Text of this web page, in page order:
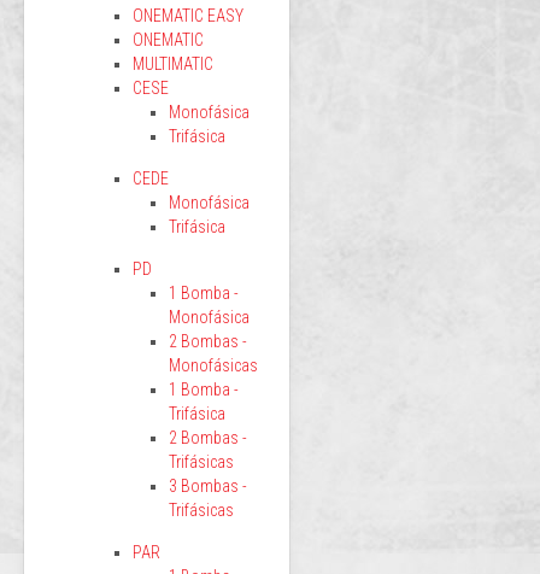
ONEMATIC EASY
ONEMATIC
MULTIMATIC
CESE
Monofásica
Trifásica
CEDE
Monofásica
Trifásica
PD
1 Bomba -
Monofásica
2 Bombas -
Monofásicas
1 Bomba -
Trifásica
2 Bombas -
Trifásicas
3 Bombas -
Trifásicas
PAR